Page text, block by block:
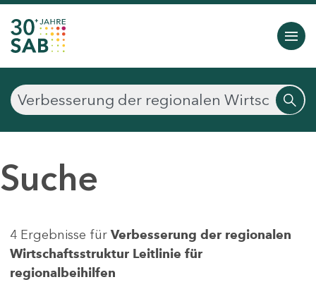
Suche
4 Ergebnisse für Verbesserung der regionalen
Wirtschaftsstruktur Leitlinie für
regionalbeihilfen